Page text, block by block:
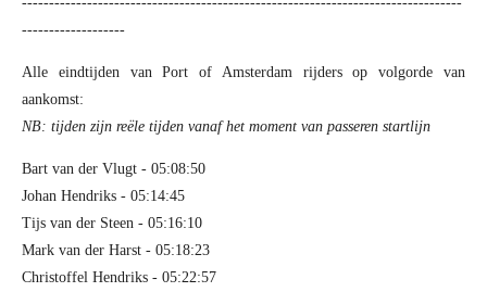
-------------------
Alle eindtijden van Port of Amsterdam rijders op volgorde van
aankomst:
NB: tijden zijn reële tijden vanaf het moment van passeren startlijn
Bart van der Vlugt - 05:08:50
Johan Hendriks - 05:14:45
Tijs van der Steen - 05:16:10
Mark van der Harst - 05:18:23
Christoffel Hendriks - 05:22:57